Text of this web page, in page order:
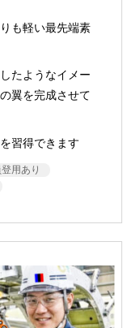
も軽い最先端素
たようなイメー
翼を完成させて
習得できます
用あり